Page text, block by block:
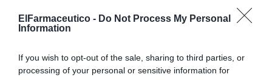
ElFarmaceutico - Do Not Process My Personal
Information
If you wish to opt-out of the sale, sharing to third parties, or
processing of your personal or sensitive information for
La apertura del Congreso también ha contado con la
participación de la presidenta del Congreso de la SFML,
Internacional de la SFML, Anna María Fadda; la decana
de la Facultad de Farmacia de la Universitat de València